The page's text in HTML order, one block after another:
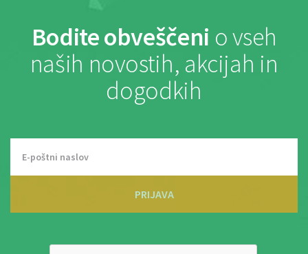
Bodite obveščeni o vseh
naših novostih, akcijah in
dogodkih
PRIJAVA